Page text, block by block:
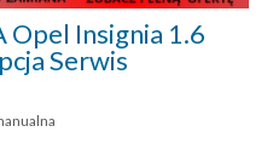
Opel Insignia 1.6
Serwis